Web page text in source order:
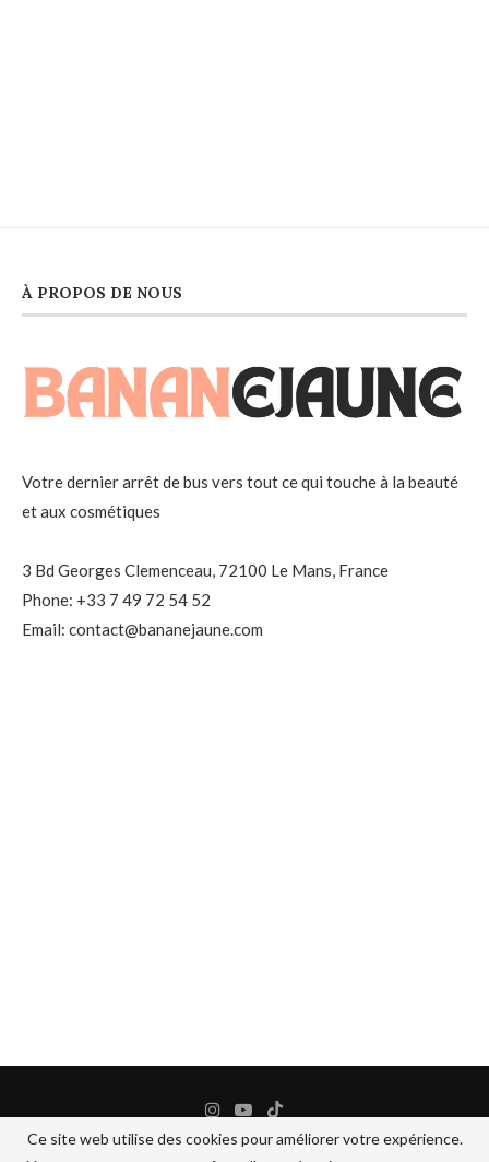
À PROPOS DE NOUS
Votre dernier arrêt de bus vers tout ce qui touche à la beauté
et aux cosmétiques
3 Bd Georges Clemenceau, 72100 Le Mans, France
Phone: +33 7 49 72 54 52
Email: contact@bananejaune.com
Ce site web utilise des cookies pour améliorer votre expérience.